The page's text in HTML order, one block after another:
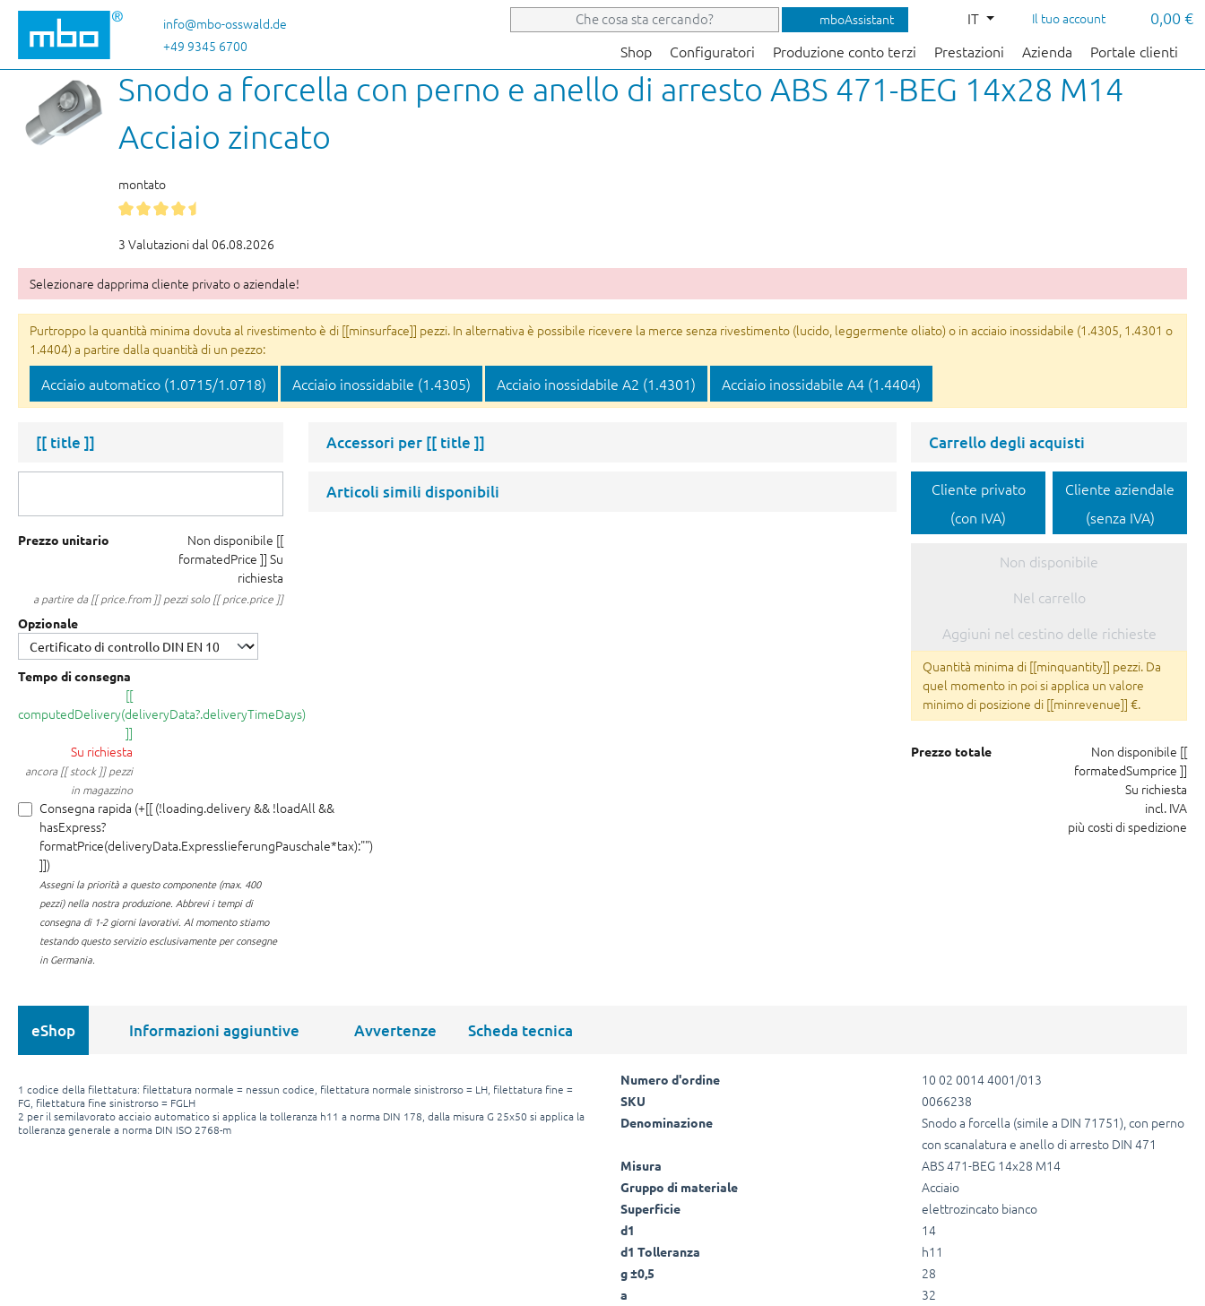
al contenuto principale
Salta alla ricerca
Passa alla navigazione principaleinfo@mbo-osswald.de
+49 9345 6700
mboAssistant IT Il tuo account 0,00 €
Shop Configuratori Produzione conto terzi Prestazioni Azienda Portale clienti
Snodo a forcella con perno e anello di arresto ABS 471-BEG 14x28 M14
Acciaio zincato
montato
3 Valutazioni dal 06.08.2026
Selezionare dapprima cliente privato o aziendale!
Purtroppo la quantità minima dovuta al rivestimento è di [[minsurface]] pezzi. In alternativa è possibile ricevere la merce senza rivestimento (lucido, leggermente oliato) o in acciaio inossidabile (1.4305, 1.4301 o
1.4404) a partire dalla quantità di un pezzo:
Acciaio automatico (1.0715/1.0718) Acciaio inossidabile (1.4305) Acciaio inossidabile A2 (1.4301) Acciaio inossidabile A4 (1.4404)
[[ title ]]
Prezzo unitario Non disponibile [[
formatedPrice ]] Su
richiesta
a partire da [[ price.from ]] pezzi solo [[ price.price ]]
Opzionale
Tempo di consegna
[[
computedDelivery(deliveryData?.deliveryTimeDays)
]]
Su richiesta
ancora [[ stock ]] pezzi
in magazzino
Consegna rapida (+[[ (!loading.delivery && !loadAll &&
hasExpress?
formatPrice(deliveryData.ExpresslieferungPauschale*tax):"")
]])
Assegni la priorità a questo componente (max. 400
pezzi) nella nostra produzione. Abbrevi i tempi di
consegna di 1-2 giorni lavorativi. Al momento stiamo
testando questo servizio esclusivamente per consegne
in Germania.
Accessori per [[ title ]]
Articoli simili disponibili
Carrello degli acquisti
Cliente privato
(con IVA)
Cliente aziendale
(senza IVA)
Non disponibile
Nel carrello
Aggiuni nel cestino delle richieste
Quantità minima di [[minquantity]] pezzi. Da
quel momento in poi si applica un valore
minimo di posizione di [[minrevenue]] €.
Prezzo totale Non disponibile [[
formatedSumprice ]]
Su richiesta
incl. IVA
più costi di spedizione
eShop Informazioni aggiuntive Avvertenze Scheda tecnica
1 codice della filettatura: filettatura normale = nessun codice, filettatura normale sinistrorso = LH, filettatura fine =
FG, filettatura fine sinistrorso = FGLH
2 per il semilavorato acciaio automatico si applica la tolleranza h11 a norma DIN 178, dalla misura G 25x50 si applica la
tolleranza generale a norma DIN ISO 2768-m
Numero d'ordine 10 02 0014 4001/013
SKU 0066238
Denominazione
Snodo a forcella (simile a DIN 71751), con perno
con scanalatura e anello di arresto DIN 471
Misura ABS 471-BEG 14x28 M14
Gruppo di materiale Acciaio
Superficie elettrozincato bianco
d1 14
d1 Tolleranza h11
g ±0,5 28
a 32